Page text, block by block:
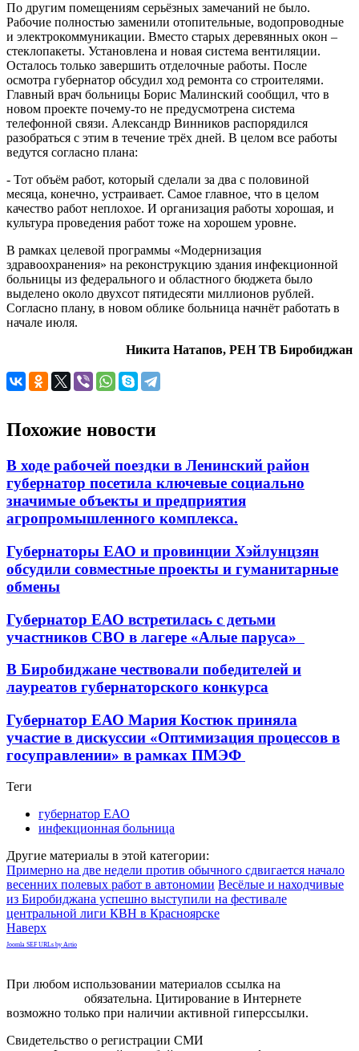
По другим помещениям серьёзных замечаний не было.
Рабочие полностью заменили отопительные, водопроводные
и электрокоммуникации. Вместо старых деревянных окон –
стеклопакеты. Установлена и новая система вентиляции.
Осталось только завершить отделочные работы. После
осмотра губернатор обсудил ход ремонта со строителями.
Главный врач больницы Борис Малинский сообщил, что в
новом проекте почему-то не предусмотрена система
телефонной связи. Александр Винников распорядился
разобраться с этим в течение трёх дней. В целом все работы
ведутся согласно плана:
- Тот объём работ, который сделали за два с половиной
месяца, конечно, устраивает. Самое главное, что в целом
качество работ неплохое. И организация работы хорошая, и
культура проведения работ тоже на хорошем уровне.
В рамках целевой программы «Модернизация
здравоохранения» на реконструкцию здания инфекционной
больницы из федерального и областного бюджета было
выделено около двухсот пятидесяти миллионов рублей.
Согласно плану, в новом облике больница начнёт работать в
начале июля.
Никита Натапов, РЕН ТВ Биробиджан
Похожие новости
В ходе рабочей поездки в Ленинский район
губернатор посетила ключевые социально
значимые объекты и предприятия
агропромышленного комплекса.
Губернаторы ЕАО и провинции Хэйлунцзян
обсудили совместные проекты и гуманитарные
обмены
Губернатор ЕАО встретилась с детьми
участников СВО в лагере «Алые паруса»
В Биробиджане чествовали победителей и
лауреатов губернаторского конкурса
Губернатор ЕАО Мария Костюк приняла
участие в дискуссии «Оптимизация процессов в
госуправлении» в рамках ПМЭФ
Теги
губернатор ЕАО
инфекционная больница
Другие материалы в этой категории:
Примерно на две недели против обычного сдвигается начало
весенних полевых работ в автономии Весёлые и находчивые
из Биробиджана успешно выступили на фестивале
центральной лиги КВН в Красноярске
Наверх
Joomla SEF URLs by Artio
При любом использовании материалов ссылка на
обязательна. Цитирование в Интернете
возможно только при наличии активной гиперссылки.
Свидетельство о регистрации СМИ